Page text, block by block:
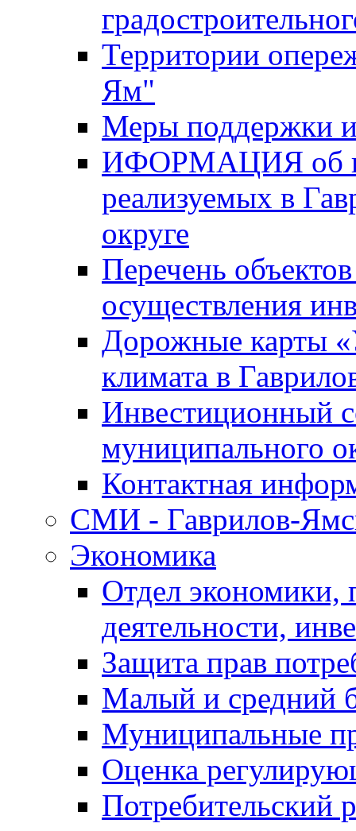
Территории
Ям"
Меры поддержки
ИФОРМАЦИЯ об
реализуемых в
округе
Перечень
осуществления
Дорожные карты
климата в
Инвестиционный
муниципального
Контактная
СМИ - Гаврилов-
Экономика
Отдел экономики,
деятельности,
Защита прав
Малый и средний
Муниципальные
Оценка
Потребительский